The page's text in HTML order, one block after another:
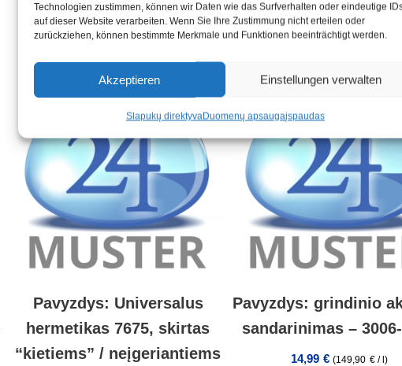
Technologien zustimmen, können wir Daten wie das Surfverhalten oder eindeutige
auf dieser Website verarbeiten. Wenn Sie Ihre Zustimmung nicht erteilen oder
zurückziehen, können bestimmte Merkmale und Funktionen beeinträchtigt werden.
Akzeptieren Einstellungen verwalten
Slapukų direktyvaDuomenų apsaugaįspaudas
Pavyzdys: Universalus
hermetikas 7675, skirtas
“kietiems” / neįgeriantiems
Pavyzdys: grindinio
sandarinimas –
14,99 € (149,90 €/l)